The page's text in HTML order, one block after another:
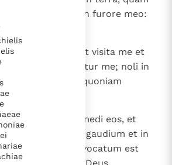
succensus est in furore meo:
".
recordare mei et visita me et
qui persequuntur me; noli in
me, scito quoniam
tui, et comedi eos, et
verbum tuum in gaudium et in
mei, quoniam invocatum est